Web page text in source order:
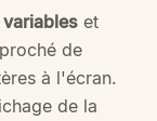
variables et
de
à l'écran.
de la